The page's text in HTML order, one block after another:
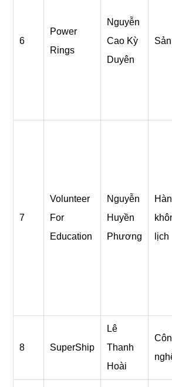
6
Power
Rings
Nguyễn
Cao Kỳ
Duyên
7
Volunteer
For
Education
Nguyễn
Huyền
Phương
lịch
8 SuperShip
Lê
Thanh
Hoài